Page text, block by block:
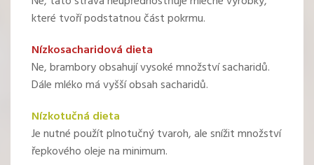
které tvoří podstatnou část pokrmu.
Nízkosacharidová dieta
Ne, brambory obsahují vysoké množství sacharidů.
Dále mléko má vyšší obsah sacharidů.
Nízkotučná dieta
Je nutné použít plnotučný tvaroh, ale snížit množství
řepkového oleje na minimum.